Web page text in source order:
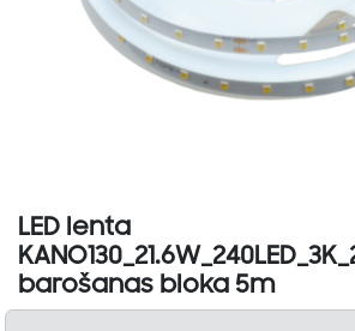
LED lenta
barošanas bloka 5m